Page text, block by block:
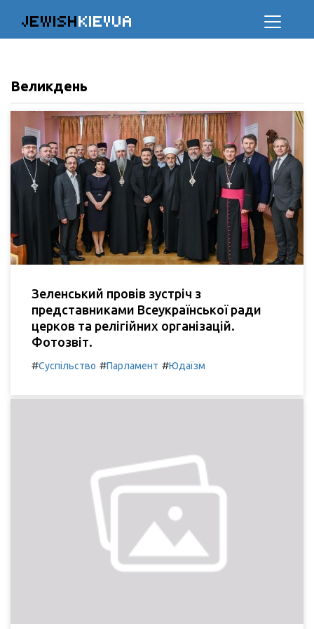
JEWISHKIEVUA
Великдень
Зеленський провів зустріч з
представниками Всеукраїнської ради
церков та релігійних організацій.
Фотозвіт.
#Суспільство #Парламент #Юдаїзм